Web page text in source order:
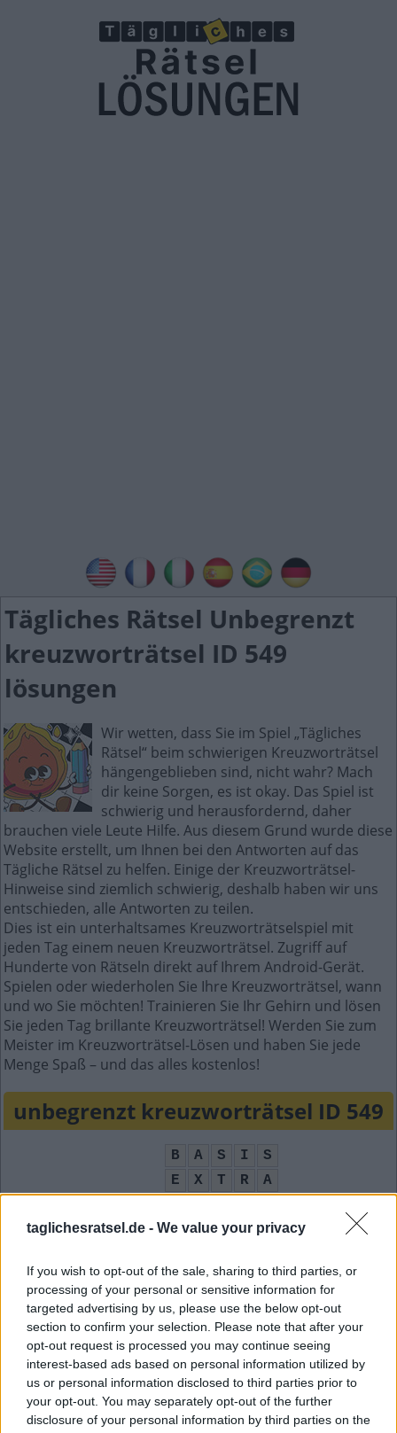
taglichesratsel.de - We value your privacy
If you wish to opt-out of the sale, sharing to third parties, or
processing of your personal or sensitive information for
targeted advertising by us, please use the below opt-out
section to confirm your selection. Please note that after your
opt-out request is processed you may continue seeing
interest-based ads based on personal information utilized by
us or personal information disclosed to third parties prior to
your opt-out. You may separately opt-out of the further
disclosure of your personal information by third parties on the
Tägliches Rätsel Unbegrenzt
kreuzworträtsel ID 549
lösungen
Wir wetten, dass Sie im Spiel „Tägliches
Rätsel“ beim schwierigen Kreuzworträtsel
hängengeblieben sind, nicht wahr? Mach
dir keine Sorgen, es ist okay. Das Spiel ist
schwierig und herausfordernd, daher
brauchen viele Leute Hilfe. Aus diesem Grund wurde diese
Website erstellt, um Ihnen bei den Antworten auf das
Tägliche Rätsel zu helfen. Einige der Kreuzworträtsel-
Hinweise sind ziemlich schwierig, deshalb haben wir uns
entschieden, alle Antworten zu teilen.
Dies ist ein unterhaltsames Kreuzworträtselspiel mit
jeden Tag einem neuen Kreuzworträtsel. Zugriff auf
Hunderte von Rätseln direkt auf Ihrem Android-Gerät.
Spielen oder wiederholen Sie Ihre Kreuzworträtsel, wann
und wo Sie möchten! Trainieren Sie Ihr Gehirn und lösen
Sie jeden Tag brillante Kreuzworträtsel! Werden Sie zum
Meister im Kreuzworträtsel-Lösen und haben Sie jede
Menge Spaß – und das alles kostenlos!
unbegrenzt kreuzworträtsel ID 549
B A S I
S
E
X T R
A
M
O L U N
S
R
E G I
E
K
R E O L
Der Verfolger __ ihm im Nacken :
S
A S
S
Linda de __, niederländische Moderatorin: